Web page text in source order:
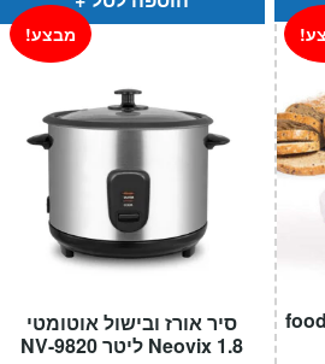
סיר אורז ובישול אוטומטי
Neovix 1.8 ליטר NV-9820
מבצע!